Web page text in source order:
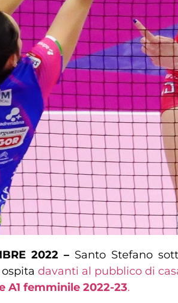
2022 – Santo Stefano
ospita davanti al pubblico di
A1 femminile 2022-23.